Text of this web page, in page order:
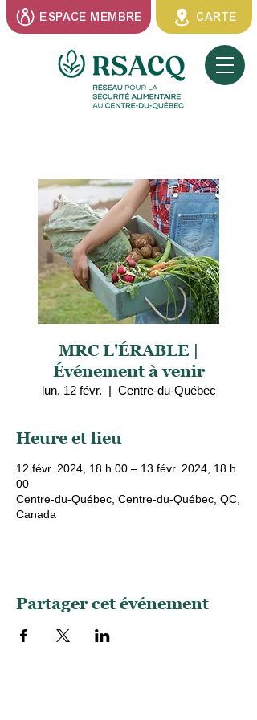
ESPACE MEMBRE CARTE
MRC L'ÉRABLE |
Événement à venir
lun. 12 févr.
  |
Centre-du-Québec
Heure et lieu
12 févr. 2024, 18 h 00 – 13 févr. 2024, 18 h
00
Centre-du-Québec, Centre-du-Québec, QC,
Canada
Partager cet événement